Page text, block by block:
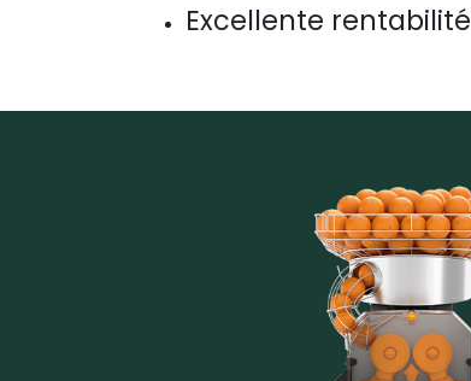
Excellente rentabilité